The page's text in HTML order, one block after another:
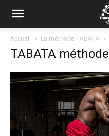
Accueil La méthode TABATA
TABATA méthode